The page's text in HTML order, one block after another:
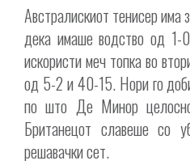
Австралискиот тенисер
дека имаше водство од 1-
искористи меч топка во
од 5-2 и 40-15. Нори го
по што Де Минор
Британецот славеше со
решавачки сет.